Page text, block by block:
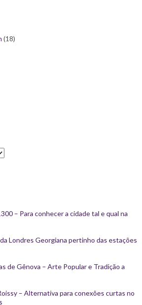
(18)
– Para conhecer a cidade tal e qual na
Londres Georgiana pertinho das estações
de Gênova – Arte Popular e Tradição a
– Alternativa para conexões curtas no